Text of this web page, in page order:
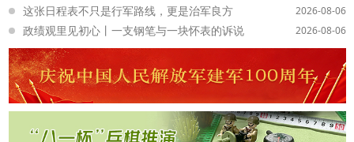
这张日程表不只是行军路线，更是治军良方 2026-08-06
政绩观里见初心丨一支钢笔与一块怀表的诉说 2026-08-06